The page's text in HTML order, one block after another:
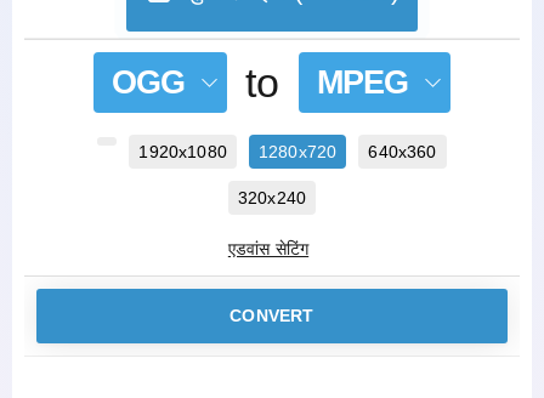
OGG to MPEG
1920x1080 1280x720 640x360
320x240
एडवांस सेटिंग
CONVERT